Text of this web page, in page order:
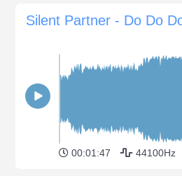
Silent Partner - Do Do
00:01:47 44100Hz